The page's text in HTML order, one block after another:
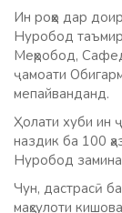
Ин роҳҳо дар
Нуробод
Меҳробод,
ҷамоати
мепайванданд.
Ҳолати хуби ин
наздик ба 100
Нуробод
Чун, дастрасӣ ба
маҳсулоти